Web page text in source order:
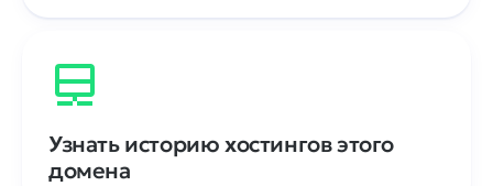
Узнать историю хостингов этого
домена